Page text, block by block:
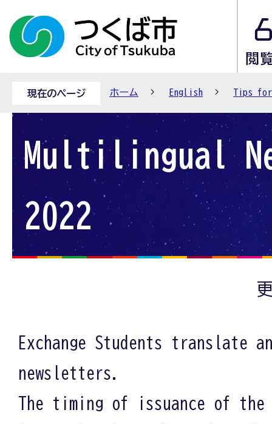
現在のページ ホーム English Tips
Multilingual
2022
Exchange Students translate
newsletters.
The timing of issuance of the